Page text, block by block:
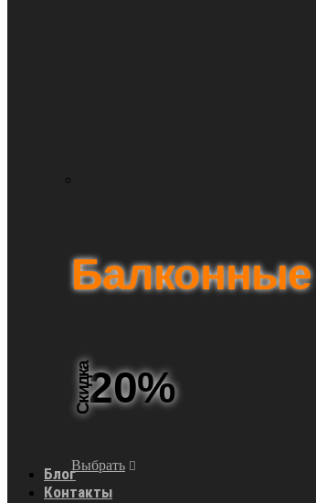
Скидка20%
Выбрать
Блог
Контакты